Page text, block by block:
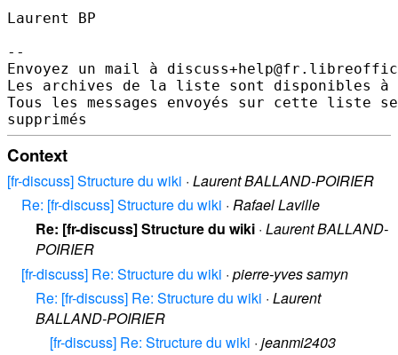
Laurent BP
--
Envoyez un mail à
Les archives de la liste sont disponibles à
Tous les messages envoyés sur cette liste
Context
[fr-discuss] Structure du wiki · Laurent BALLAND-POIRIER
Re: [fr-discuss] Structure du wiki · Rafael Laville
Re: [fr-discuss] Structure du wiki · Laurent BALLAND-
POIRIER
[fr-discuss] Re: Structure du wiki · pierre-yves samyn
Re: [fr-discuss] Re: Structure du wiki · Laurent
BALLAND-POIRIER
[fr-discuss] Re: Structure du wiki · jeanmi2403